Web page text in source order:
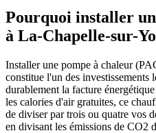
Pourquoi installer
à La-Chapelle-sur-
Installer une pompe à chaleur
constitue l'un des investissements
durablement la facture
les calories d'air gratuites, ce
de diviser par trois ou quatre vos
en divisant les émissions de CO2